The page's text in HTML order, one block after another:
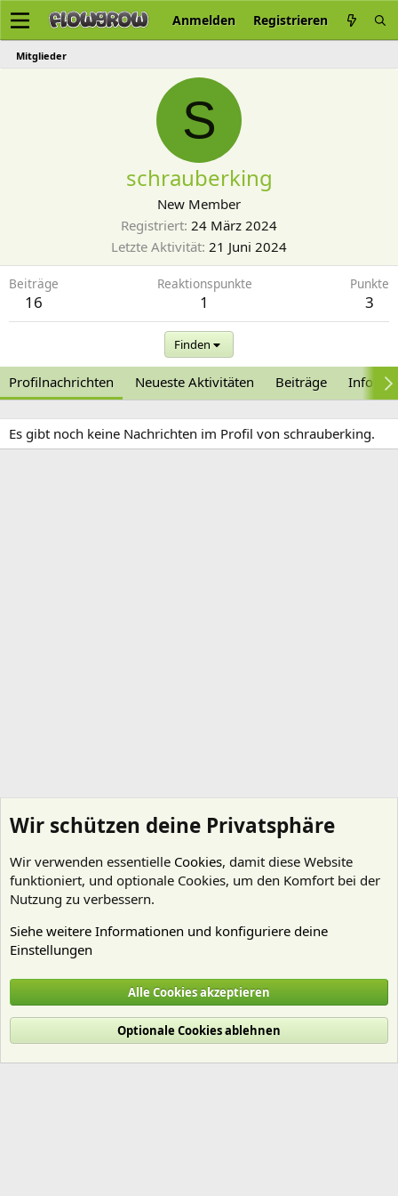
Anmelden Registrieren
Mitglieder
S
schrauberking
New Member
Registriert 24 März 2024
Letzte Aktivität 21 Juni 2024
Beiträge
16
Reaktionspunkte
1
Punkte
3
Finden
Profilnachrichten Neueste Aktivitäten Beiträge
Es gibt noch keine Nachrichten im Profil von schrauberking.
Cookies
Deutsch (Du)
Nutzungsbedingungen
Datenschutz Hilfe und Impressum
R
Wir schützen deine Privatsphäre
Wir verwenden essentielle Cookies, damit diese Website
funktioniert, und optionale Cookies, um den Komfort bei der
Nutzung zu verbessern.
Siehe weitere Informationen und konfiguriere deine
Einstellungen
Alle Cookies akzeptieren
Optionale Cookies ablehnen